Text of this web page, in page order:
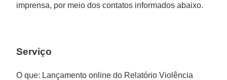
imprensa, por meio dos contatos informados abaixo.
Serviço
O que: Lançamento online do Relatório Violência